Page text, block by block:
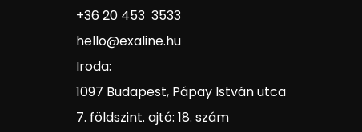
+36 20 453 3533
hello@exaline.hu
Iroda:
1097 Budapest, Pápay István utca
7. földszint. ajtó: 18. szám